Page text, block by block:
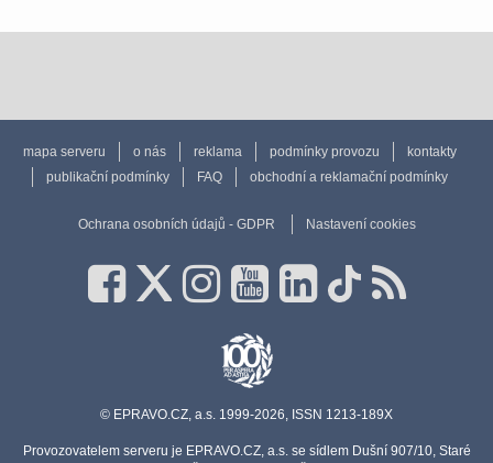
mapa serveru o nás reklama podmínky provozu
kontakty
publikační podmínky
FAQ obchodní a reklamační podmínky
Ochrana osobních údajů - GDPR Nastavení cookies
© EPRAVO.CZ, a.s. 1999-2026, ISSN 1213-189X
Provozovatelem serveru je EPRAVO.CZ, a.s. se sídlem Dušní 907/10, Staré